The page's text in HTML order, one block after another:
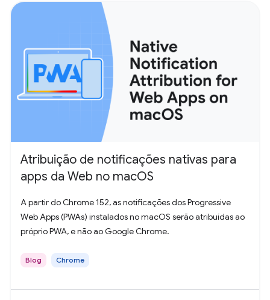
Atribuição de notificações nativas para
apps da Web no macOS
A partir do Chrome 152, as notificações dos Progressive
Web Apps (PWAs) instalados no macOS serão atribuídas ao
próprio PWA, e não ao Google Chrome.
Blog Chrome